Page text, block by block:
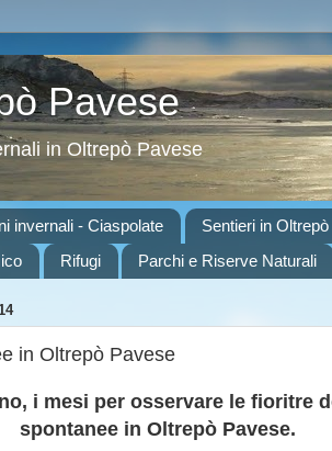
Pavese
in Oltrepò Pavese
invernali - Ciaspolate Sentieri in
Rifugi Parchi e Riserve Naturali
in Oltrepò Pavese
i mesi per osservare le fioritre
spontanee in Oltrepò Pavese.